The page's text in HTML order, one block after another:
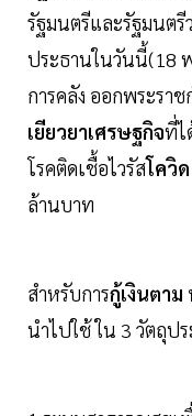
รัฐมนตรีและรัฐมนตรี
ประธานในวันนี้(18
การคลัง ออกพระร
เยียวยาเศรษฐกิจที่ไ
โรคติดเชื้อไวรัสโควิ
ล้านบาท
สำหรับการกู้เงินตา
นำไปใช้ ใน 3 วัตถุป